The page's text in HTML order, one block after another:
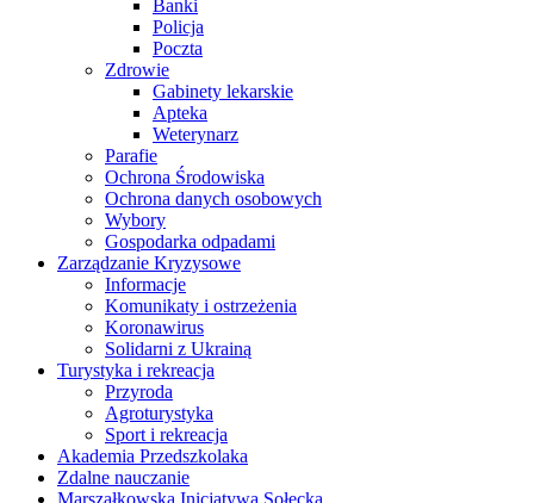
Banki
Policja
Poczta
Zdrowie
Gabinety lekarskie
Apteka
Weterynarz
Parafie
Ochrona Środowiska
Ochrona danych osobowych
Wybory
Gospodarka odpadami
Zarządzanie Kryzysowe
Informacje
Komunikaty i ostrzeżenia
Koronawirus
Solidarni z Ukrainą
Turystyka i rekreacja
Przyroda
Agroturystyka
Sport i rekreacja
Akademia Przedszkolaka
Zdalne nauczanie
Marszałkowska Inicjatywa Sołecka